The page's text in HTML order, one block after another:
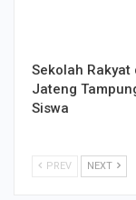
Sekolah Rakyat
Jateng
Siswa
PREV NEXT